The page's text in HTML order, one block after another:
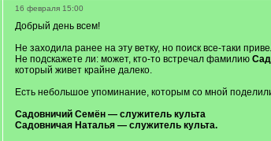
16 февраля 15:00
Добрый день всем!
Не заходила ранее на эту ветку, но поиск все-таки
Не подскажете ли: может, кто-то встречал фамилию
который живет крайне далеко.
Есть небольшое упоминание, которым со мной
Садовничий Семён — служитель культа
Садовничая Наталья — служитель культа.